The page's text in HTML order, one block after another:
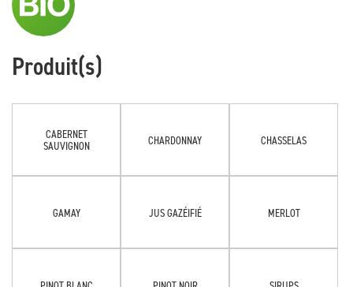
Produit(s)
CABERNET
SAUVIGNON
CHARDONNAY CHASSELAS
GAMAY JUS GAZÉIFIÉ MERLOT